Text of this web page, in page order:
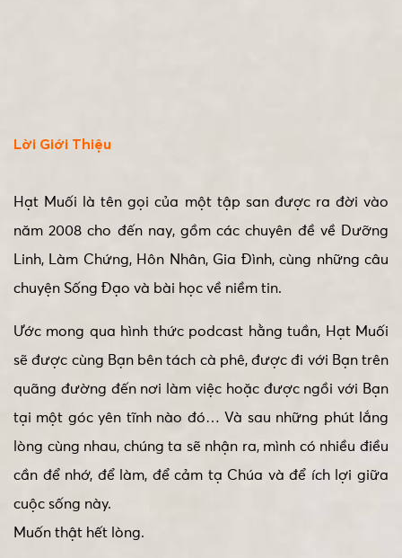
Lời Giới Thiệu
Hạt Muối là tên gọi của một tập san được ra đời vào
năm 2008 cho đến nay, gồm các chuyên đề về Dưỡng
Linh, Làm Chứng, Hôn Nhân, Gia Đình, cùng những câu
chuyện Sống Đạo và bài học về niềm tin.
Ước mong qua hình thức podcast hằng tuần, Hạt Muối
sẽ được cùng Bạn bên tách cà phê, được đi với Bạn trên
quãng đường đến nơi làm việc hoặc được ngồi với Bạn
tại một góc yên tĩnh nào đó… Và sau những phút lắng
lòng cùng nhau, chúng ta sẽ nhận ra, mình có nhiều điều
cần để nhớ, để làm, để cảm tạ Chúa và để ích lợi giữa
cuộc sống này.
Muốn thật hết lòng.